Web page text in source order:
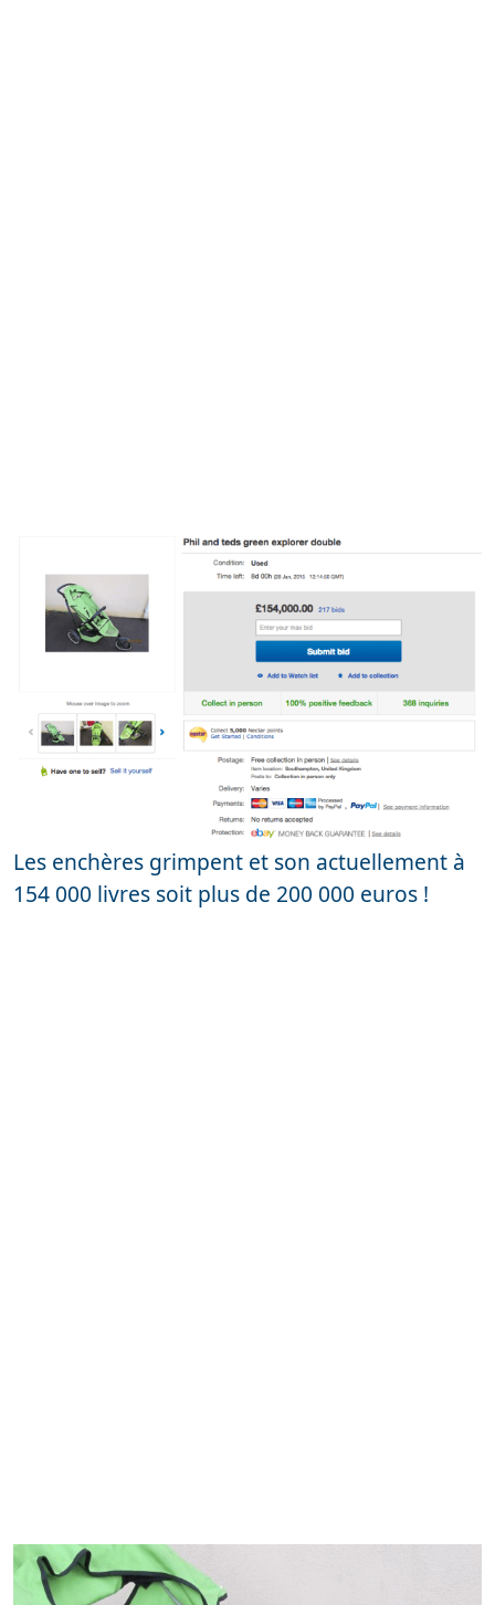
Les enchères grimpent et son actuellement à
154 000 livres soit plus de 200 000 euros !